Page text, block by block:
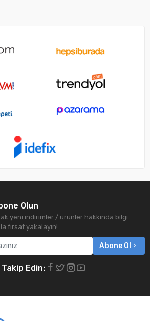
Olun
yeni indirimler / ürünler hakkında bilgi
fırsat yakalayın!
Abone Ol
Takip Edin: